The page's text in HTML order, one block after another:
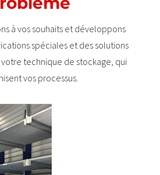
à vos souhaits et développons
spéciales et des solutions
technique de stockage, qui
vos processus.